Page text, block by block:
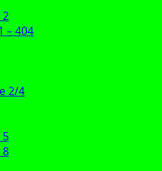
2
– 404
2/4
5
8